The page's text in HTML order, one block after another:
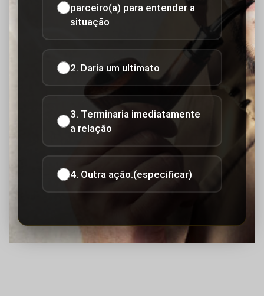
parceiro(a) para entender a
situação
2. Daria um ultimato
3. Terminaria imediatamente
a relação
4. Outra ação.(especificar)